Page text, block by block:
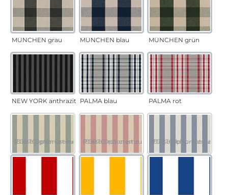
MÜNCHEN grau MÜNCHEN blau MÜNCHEN grün
NEW YORK anthrazit PALMA blau PALMA rot
PORTO grün-creme
(Diese Option ist zurzeit nicht verfügbar.)
PORTO rot-creme
(Diese Option ist zurzeit nicht verfügbar.)
PORTO blau-creme
(Diese Option ist zurzeit